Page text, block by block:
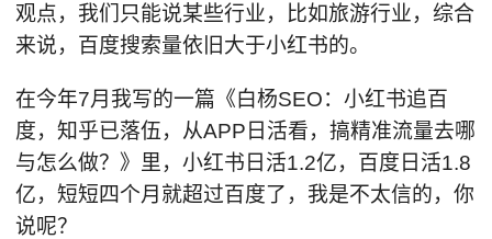
观点，我们只能说某些行业，比如旅游行业，综合
来说，百度搜索量依旧大于小红书的。
在今年7月我写的一篇《白杨SEO：小红书追百
度，知乎已落伍，从APP日活看，搞精准流量去哪
与怎么做？》里，小红书日活1.2亿，百度日活1.8
亿，短短四个月就超过百度了，我是不太信的，你
说呢？